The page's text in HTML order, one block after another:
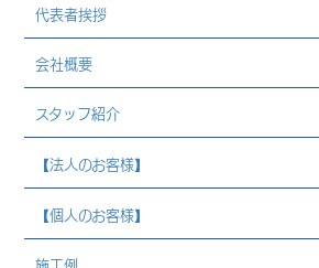
代表者挨拶
会社概要
スタッフ紹介
【法人のお客様】
【個人のお客様】
施工例